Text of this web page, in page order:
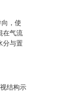
，使
在气流
分与置
结构示